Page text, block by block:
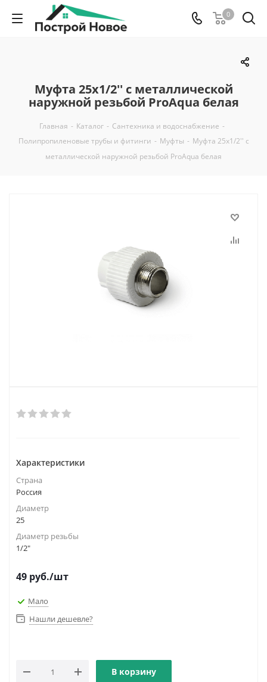
0
Муфта 25x1/2'' с металлической
наружной резьбой ProAqua белая
Главная - Каталог - Сантехника и водоснабжение -
Полипропиленовые трубы и фитинги - Муфты - Муфта 25x1/2'' с
металлической наружной резьбой ProAqua белая
Характеристики
Страна
Россия
Диаметр
25
Диаметр резьбы
1/2"
49 руб./шт
Мало
Нашли дешевле?
В корзину